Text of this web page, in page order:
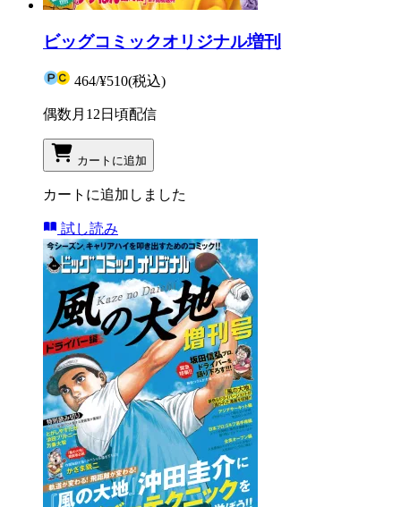
ビッグコミックオリジナル増刊
464/¥510(税込)
偶数月12日頃配信
カートに追加
カートに追加しました
試し読み